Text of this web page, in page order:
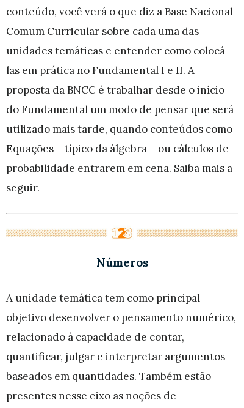
conteúdo, você verá o que diz a Base Nacional
Comum Curricular sobre cada uma das
unidades temáticas e entender como colocá-
las em prática no Fundamental I e II. A
proposta da BNCC é trabalhar desde o início
do Fundamental um modo de pensar que será
utilizado mais tarde, quando conteúdos como
Equações – típico da álgebra – ou cálculos de
probabilidade entrarem em cena. Saiba mais a
seguir.
Números
A unidade temática tem como principal
objetivo desenvolver o pensamento numérico,
relacionado à capacidade de contar,
quantificar, julgar e interpretar argumentos
baseados em quantidades. Também estão
presentes nesse eixo as noções de